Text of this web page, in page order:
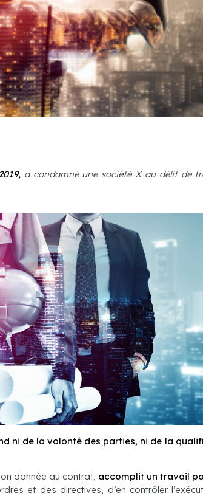
a condamné une société X au délit de
ni de la volonté des parties, ni de la
donnée au contrat, accomplit un travail
et des directives, d’en contrôler